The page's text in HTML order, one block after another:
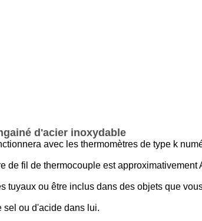
d'acier inoxydable
avec les thermomètres de type k
de fil de thermocouple est approximativement
tuyaux ou être inclus dans des objets que
sel ou d'acide dans lui.